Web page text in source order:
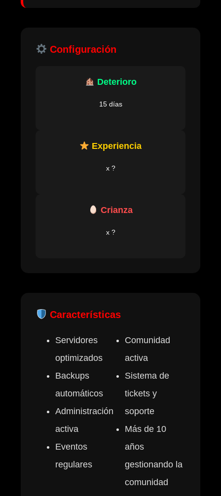
Configuración
Deterioro
15 días
Experiencia
x ?
Crianza
x ?
Características
Servidores
optimizados
Backups
automáticos
Administración
activa
Eventos
regulares
Comunidad
activa
Sistema de
tickets y
soporte
Más de 10
años
gestionando la
comunidad